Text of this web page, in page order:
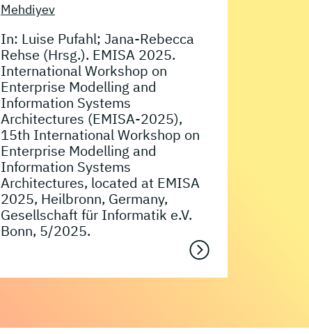
Mehdiyev
In: Luise Pufahl; Jana-Rebecca
Rehse (Hrsg.). EMISA 2025.
International Workshop on
Enterprise Modelling and
Information Systems
Architectures (EMISA-2025),
15th International Workshop on
Enterprise Modelling and
Information Systems
Architectures, located at EMISA
2025, Heilbronn, Germany,
Gesellschaft für Informatik e.V.
Bonn, 5/2025.